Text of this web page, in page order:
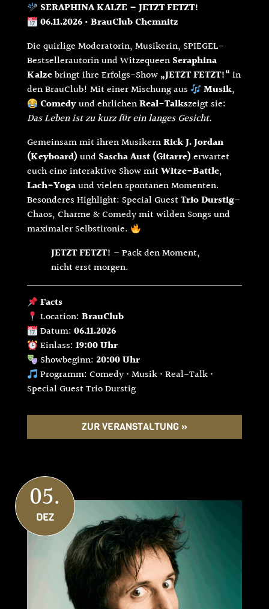
SERAPHINA KALZE – JETZT FETZT!
06.11.2026 • BrauClub Chemnitz
Die quirlige Moderatorin, Musikerin, SPIEGEL-
Bestsellerautorin und Witzequeen Seraphina
Kalzebringt ihre Erfolgs-Show „JETZT FETZT!“ in
den BrauClub! Mit einer Mischung aus
Musik,
Comedyund ehrlichenReal-Talkszeigt sie:
Das Leben ist zu kurz für ein langes Gesicht.
Gemeinsam mit ihren MusikernRick J. Jordan
(Keyboard) und Sascha Aust (Gitarre) erwartet
euch eine interaktive Show mitWitze-Battle,
Lach-Yogaund vielen spontanen Momenten.
Besonderes Highlight: Special GuestTrio Durstig–
Chaos, Charme & Comedy mit wilden Songs und
maximaler Selbstironie.
JETZT FETZT! – Pack den Moment,
nicht erst morgen.
Facts
Location:BrauClub
Datum:06.11.2026
Einlass:19:00 Uhr
Showbeginn:20:00 Uhr
Programm: Comedy • Musik • Real-Talk •
Special Guest Trio Durstig
ZUR VERANSTALTUNG »
05.
DEZ